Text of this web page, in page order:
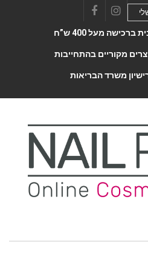
Facebook
מעל 400 ש”ח
מקוריים בהתחייבות
משרד הבריאות